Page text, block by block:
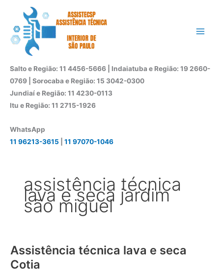
conteúdo
Salto e Região: 11 4456-5666 | Indaiatuba e Região: 19 2660-
0769 | Sorocaba e Região: 15 3042-0300
Jundiaí e Região: 11 4230-0113
Itu e Região: 11 2715-1926
WhatsApp
11 96213-3615
11 97070-1046
assistência técnica
lava e seca jardim
são miguel
Assistência técnica lava e seca
Cotia